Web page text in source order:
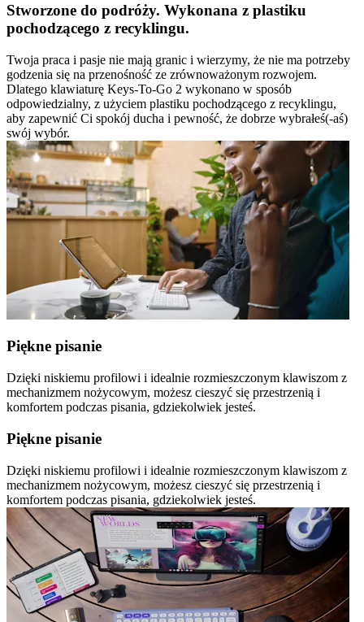
Stworzone do podróży. Wykonana z plastiku
pochodzącego z recyklingu.
Twoja praca i pasje nie mają granic i wierzymy, że nie ma potrzeby
godzenia się na przenośność ze zrównoważonym rozwojem.
Dlatego klawiaturę Keys-To-Go 2 wykonano w sposób
odpowiedzialny, z użyciem plastiku pochodzącego z recyklingu,
aby zapewnić Ci spokój ducha i pewność, że dobrze wybrałeś(-aś)
swój wybór.
Piękne pisanie
Dzięki niskiemu profilowi i idealnie rozmieszczonym klawiszom z
mechanizmem nożycowym, możesz cieszyć się przestrzenią i
komfortem podczas pisania, gdziekolwiek jesteś.
Piękne pisanie
Dzięki niskiemu profilowi i idealnie rozmieszczonym klawiszom z
mechanizmem nożycowym, możesz cieszyć się przestrzenią i
komfortem podczas pisania, gdziekolwiek jesteś.